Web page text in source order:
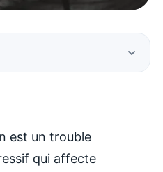
est un trouble
qui affecte